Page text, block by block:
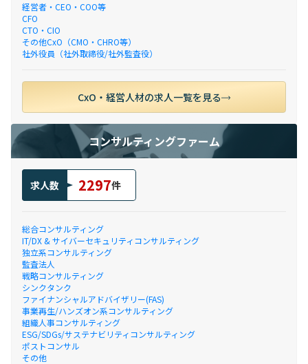
経営者・CEO・COO等
CFO
CTO・CIO
その他CxO（CMO・CHRO等）
社外役員（社外取締役/社外監査役）
CxO・経営人材の求人一覧を見る
コンサルティングファーム
求人数 2297件
総合コンサルティング
IT/DX & サイバーセキュリティコンサルティング
独立系コンサルティング
監査法人
戦略コンサルティング
シンクタンク
ファイナンシャルアドバイザリー(FAS)
事業再生/ハンズオン系コンサルティング
組織人事コンサルティング
ESG/SDGs/サステナビリティコンサルティング
ポストコンサル
その他